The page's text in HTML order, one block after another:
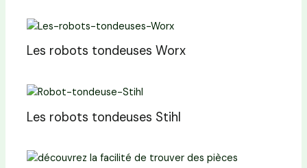
Les robots tondeuses Worx
Les robots tondeuses Stihl